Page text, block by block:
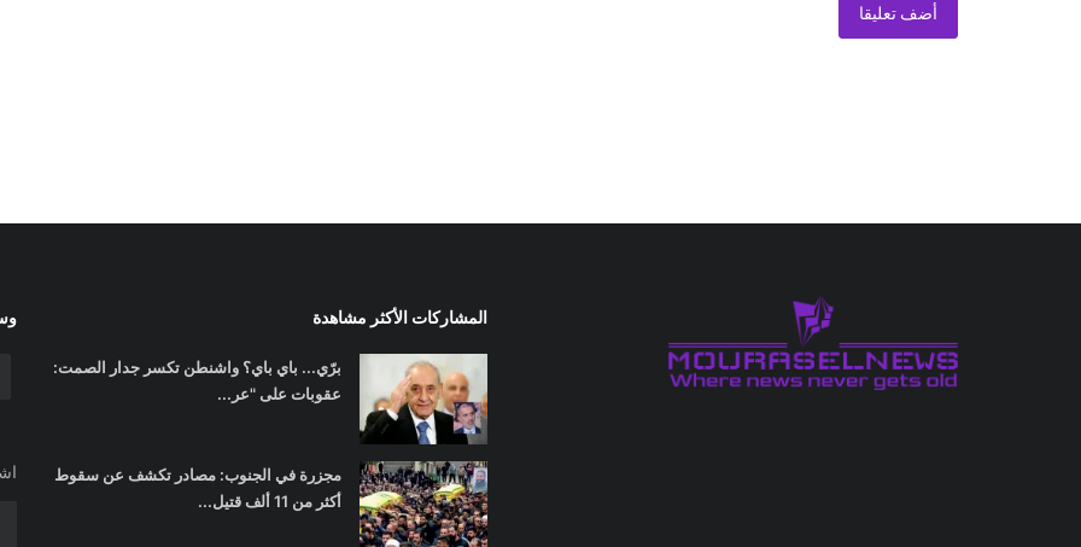
أضف تعليقا
المشاركات الأكثر مشاهدة
برّي... باي باي؟ واشنطن تكسر جدار الصمت:
عقوبات على "عر...
مجزرة في الجنوب: مصادر تكشف عن سقوط
أكثر من 11 ألف قتيل...